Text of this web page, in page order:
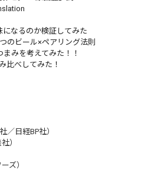
なるのか検証してみた
のビール×ペアリング法則
みを考えてみた！！
比べしてみた！
／日経BP社）
）
ズ）